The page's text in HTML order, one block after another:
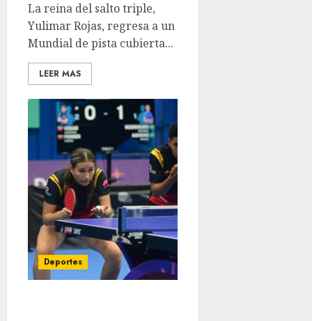
La reina del salto triple,
Yulimar Rojas, regresa a un
Mundial de pista cubierta...
LEER MAS
Deportes